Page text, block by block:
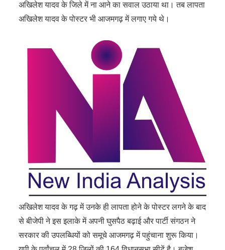
अखिलेश यादव के जिले में ना आने का सवाल उठाया था। तब लापता
अखिलेश यादव के पोस्टर भी आजमगढ़ में लगाए गये थे।
अखिलेश यादव के गढ़ में उनके ही लापता होने के पोस्टर लगने के बाद
से बीजेपी ने इस इलाके में अपनी घुसपैठ बढ़ाई और पार्टी संगठन ने
सरकार की उपलब्धियों को समूचे आजमगढ़ में पहुंचाना शुरू किया।